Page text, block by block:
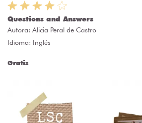
Questions and Answers
Autora: Alicia Peral de Castro
Idioma: Inglés
Gratis